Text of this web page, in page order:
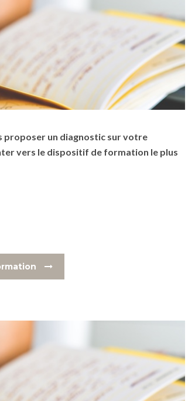
proposer un diagnostic sur votre
vers le dispositif de formation le plus